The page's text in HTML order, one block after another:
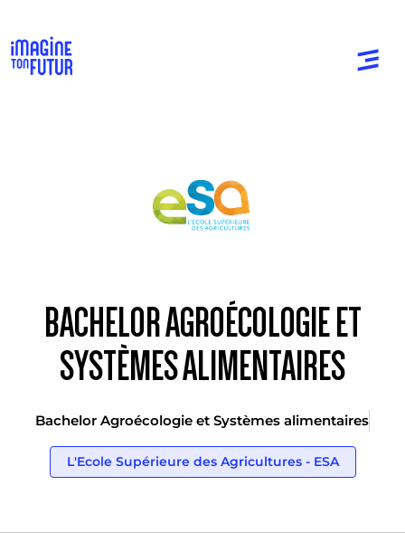
BACHELOR AGROÉCOLOGIE ET
SYSTÈMES ALIMENTAIRES
Bachelor Agroécologie et Systèmes alimentaires
L'Ecole Supérieure des Agricultures - ESA